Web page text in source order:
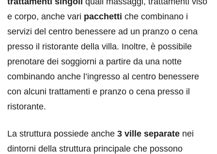
e corpo, anche vari pacchetti che combinano i
servizi del centro benessere ad un pranzo o cena
presso il ristorante della villa. Inoltre, è possibile
prenotare dei soggiorni a partire da una notte
combinando anche l’ingresso al centro benessere
con alcuni trattamenti e pranzo o cena presso il
ristorante.
La struttura possiede anche 3 ville separate nei
dintorni della struttura principale che possono